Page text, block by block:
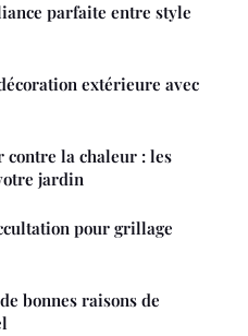
parfaite entre style
extérieure avec
contre la chaleur : les
jardin
pour grillage
bonnes raisons de